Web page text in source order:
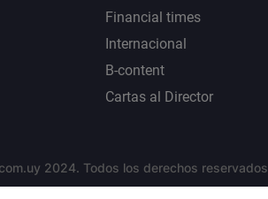
Financial times
Internacional
B-content
Cartas al Director
2024. Todos los derechos reservados